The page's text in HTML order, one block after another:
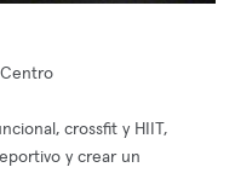
crossfit y HIIT,
y crear un